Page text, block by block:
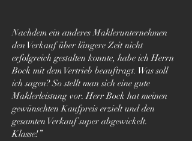
Nachdem ein anderes Maklerunternehmen
den Verkauf über längere Zeit nicht
erfolgreich gestalten konnte, habe ich Herrn
Bock mit dem Vertrieb beauftragt. Was soll
ich sagen? So stellt man sich eine gute
Maklerleistung vor. Herr Bock hat meinen
gewünschten Kaufpreis erzielt und den
gesamten Verkauf super abgewickelt.
Klasse!”